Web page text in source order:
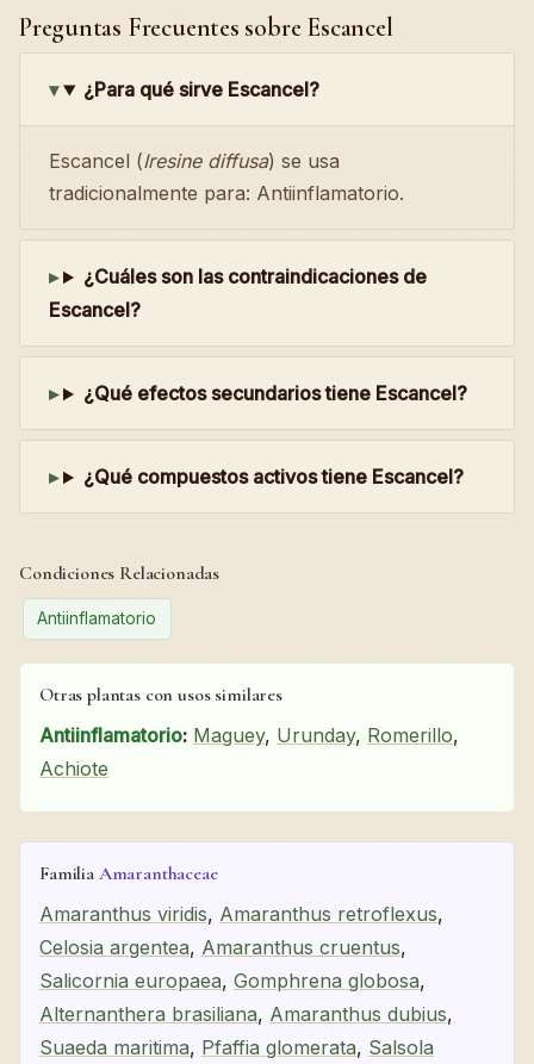
Preguntas Frecuentes sobre Escancel
¿Para qué sirve Escancel?
Escancel (Iresine diffusa) se usa
tradicionalmente para: Antiinflamatorio.
¿Cuáles son las contraindicaciones de
Escancel?
¿Qué efectos secundarios tiene Escancel?
¿Qué compuestos activos tiene Escancel?
Condiciones Relacionadas
Antiinflamatorio
Otras plantas con usos similares
Antiinflamatorio: Maguey, Urunday, Romerillo,
Achiote
Familia Amaranthaceae
Amaranthus viridis, Amaranthus retroflexus,
Celosia argentea, Amaranthus cruentus,
Salicornia europaea, Gomphrena globosa,
Alternanthera brasiliana, Amaranthus dubius,
Suaeda maritima, Pfaffia glomerata, Salsola